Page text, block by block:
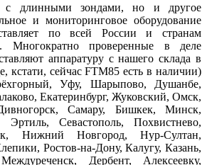
с длинными зондами, но и другое
и мониторинговое оборудование
по всей России и странам
Многократно проверенные в деле
аппаратуру с нашего склада в
кстати, сейчас FTM85 есть в наличии)
Уфу, Шарыпово, Душанбе,
Екатеринбург, Жуковский, Омск,
Самару, Бишкек, Минск,
Эртиль, Севастополь, Похвистнево,
Нижний Новгород, Нур-Султан,
Ростов-на-Дону, Калугу, Казань,
Дербент, Алексеевку,